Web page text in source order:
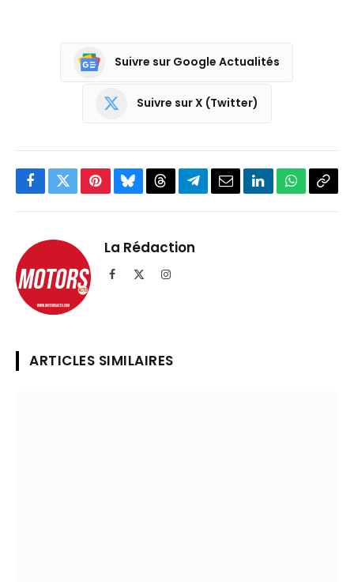
Suivre sur Google Actualités
Suivre sur X (Twitter)
Facebook
TwitterPinterestBlueskyThreadsPartager
Telegram
EmailLinkedInWhatsApp
La Rédaction
Facebook Instagram
ARTICLES SIMILAIRES